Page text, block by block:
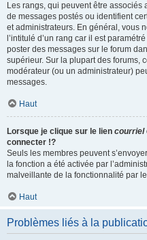
Les rangs, qui peuvent être associés
de messages postés ou identifient
et administrateurs. En général, vous
l’intitulé d’un rang car il est
poster des messages sur le forum
supérieur. Sur la plupart des forums,
modérateur (ou un administrateur)
messages.
Haut
Lorsque je clique sur le lien courriel
connecter !?
Seuls les membres peuvent
la fonction a été activée par
malveillante de la fonctionnalité par
Haut
Problèmes liés à la